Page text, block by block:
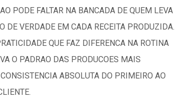
PODE FALTAR NA BANCADA DE QUEM LEVA
DE VERDADE EM CADA RECEITA PRODUZIDA.
QUE FAZ DIFERENCA NA ROTINA
O PADRAO DAS PRODUCOES MAIS
ABSOLUTA DO PRIMEIRO AO